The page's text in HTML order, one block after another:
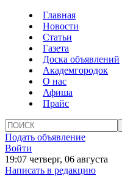
Главная
Новости
Статьи
Газета
Доска объявлений
Академгородок
О нас
Афиша
Прайс
Подать объявление
Войти
19:07 четверг, 06 августа
Написать в редакцию